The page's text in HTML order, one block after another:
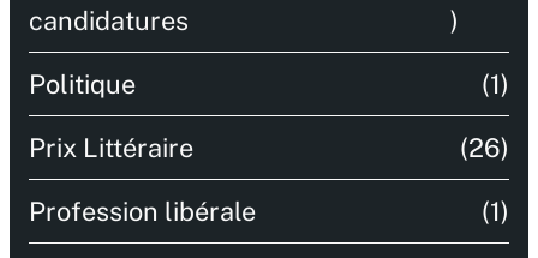
candidatures
)
Politique (1)
Prix Littéraire (26)
Profession libérale (1)